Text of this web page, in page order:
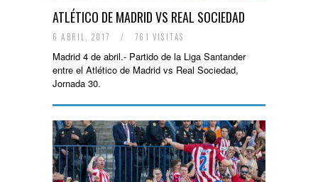
ATLÉTICO DE MADRID VS REAL SOCIEDAD
6 ABRIL, 2017 / 761 VISITAS
Madrid 4 de abril.- Partido de la Liga Santander
entre el Atlético de Madrid vs Real Sociedad,
Jornada 30.